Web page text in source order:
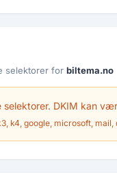
selektorer for biltema.no
selektorer. DKIM kan
k4, google, microsoft,